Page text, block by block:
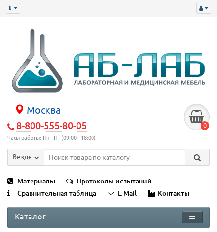
Москва
8-800-555-80-05
Часы работы: Пн - Пт (09:00 - 18:00)
0
Везде
Материалы
Протоколы испытаний
Сравнительная таблица
E-Mail Контакты
Каталог